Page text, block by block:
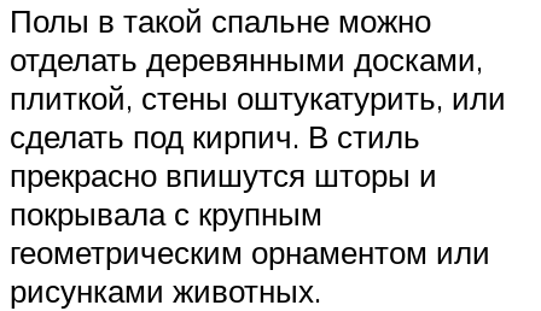
Полы в такой спальне можно
отделать деревянными досками,
плиткой, стены оштукатурить, или
сделать под кирпич. В стиль
прекрасно впишутся шторы и
покрывала с крупным
геометрическим орнаментом или
рисунками животных.